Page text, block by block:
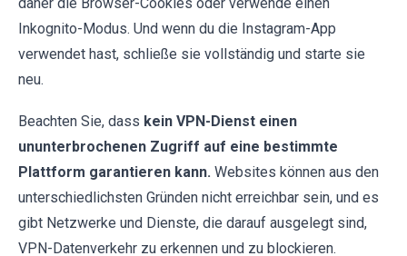
Inkognito-Modus. Und wenn du die Instagram-App
verwendet hast, schließe sie vollständig und starte sie
neu.
Beachten Sie, dass kein VPN-Dienst einen
ununterbrochenen Zugriff auf eine bestimmte
Plattform garantieren kann. Websites können aus den
unterschiedlichsten Gründen nicht erreichbar sein, und es
gibt Netzwerke und Dienste, die darauf ausgelegt sind,
VPN-Datenverkehr zu erkennen und zu blockieren.